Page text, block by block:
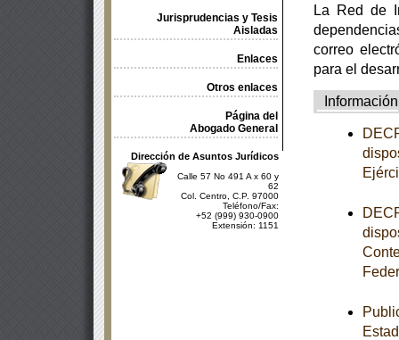
Jurisprudencias y Tesis
Aisladas
Enlaces
Otros enlaces
Página del
Abogado General
Dirección de Asuntos Jurídicos
Calle 57 No 491 A x 60 y
62
Col. Centro, C.P. 97000
Teléfono/Fax:
+52 (999) 930-0900
Extensión: 1151
La Red de
correo
para el
Información